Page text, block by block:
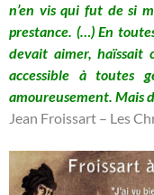
n’en vis qui fut de si
prestance. (…) En
devait aimer, haïssait
accessible à toutes
amoureusement. Mais
Jean Froissart – Les